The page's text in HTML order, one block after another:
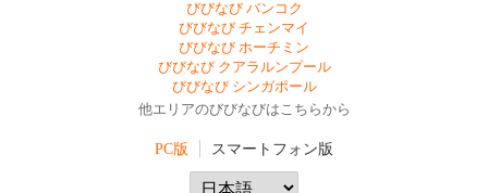
びびなび バンコク
びびなび チェンマイ
びびなび ホーチミン
びびなび クアラルンプール
びびなび シンガポール
他エリアのびびなびはこちらから
PC版 スマートフォン版